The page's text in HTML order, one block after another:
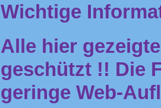
Wichtige
Alle hier
geschützt !! Die
geringe Web-